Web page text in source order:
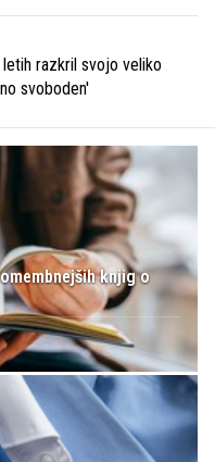
razkril svojo veliko
svoboden'
knjig o